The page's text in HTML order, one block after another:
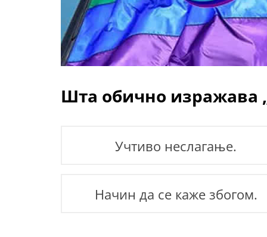
Шта обично изражава
Учтиво неслагање.
Начин да се каже збогом.